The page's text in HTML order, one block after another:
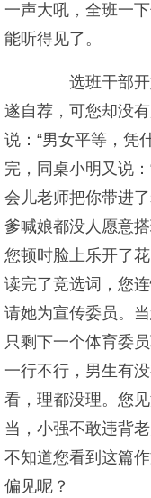
一声大吼，全班一
能听得见了。
选班干部开
遂自荐，可您却没
说：“男女平等，凭
完，同桌小明又说
会儿老师把你带进
爹喊娘都没人愿意
您顿时脸上乐开了
读完了竞选词，您
请她为宣传委员。
只剩下一个体育委
一行不行，男生有
看，理都没理。您
当，小强不敢违背
不知道您看到这篇
偏见呢？